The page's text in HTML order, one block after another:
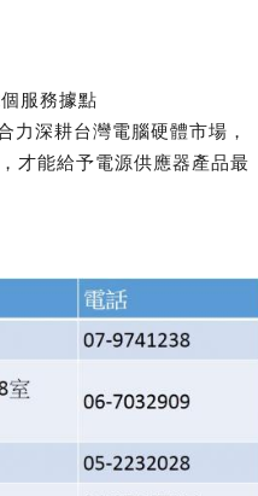
服務據點
深耕台灣電腦硬體市場，
才能給予電源供應器產品最